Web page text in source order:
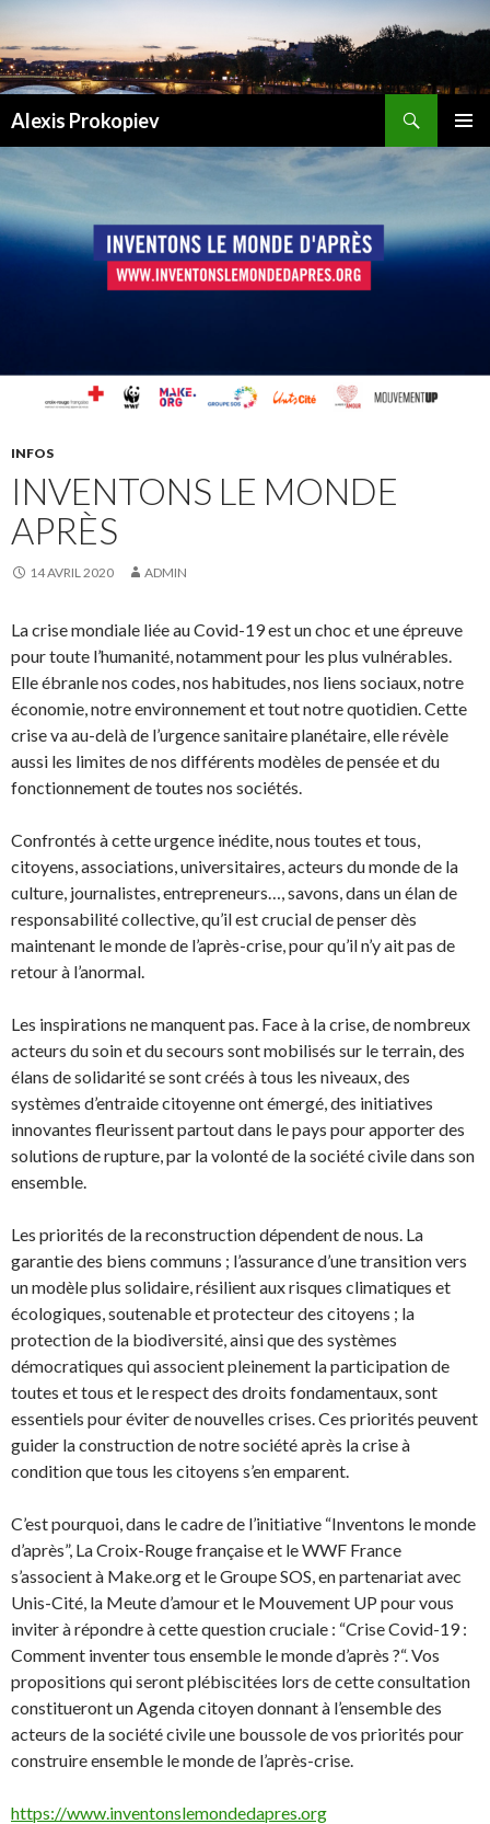
Alexis Prokopiev
INFOS
INVENTONS LE MONDE
APRÈS
14 AVRIL 2020 ADMIN
La crise mondiale liée au Covid-19 est un choc et une épreuve
pour toute l’humanité, notamment pour les plus vulnérables.
Elle ébranle nos codes, nos habitudes, nos liens sociaux, notre
économie, notre environnement et tout notre quotidien. Cette
crise va au-delà de l’urgence sanitaire planétaire, elle révèle
aussi les limites de nos différents modèles de pensée et du
fonctionnement de toutes nos sociétés.
Confrontés à cette urgence inédite, nous toutes et tous,
citoyens, associations, universitaires, acteurs du monde de la
culture, journalistes, entrepreneurs…, savons, dans un élan de
responsabilité collective, qu’il est crucial de penser dès
maintenant le monde de l’après-crise, pour qu’il n’y ait pas de
retour à l’anormal.
Les inspirations ne manquent pas. Face à la crise, de nombreux
acteurs du soin et du secours sont mobilisés sur le terrain, des
élans de solidarité se sont créés à tous les niveaux, des
systèmes d’entraide citoyenne ont émergé, des initiatives
innovantes fleurissent partout dans le pays pour apporter des
solutions de rupture, par la volonté de la société civile dans son
ensemble.
Les priorités de la reconstruction dépendent de nous. La
garantie des biens communs ; l’assurance d’une transition vers
un modèle plus solidaire, résilient aux risques climatiques et
écologiques, soutenable et protecteur des citoyens ; la
protection de la biodiversité, ainsi que des systèmes
démocratiques qui associent pleinement la participation de
toutes et tous et le respect des droits fondamentaux, sont
essentiels pour éviter de nouvelles crises. Ces priorités peuvent
guider la construction de notre société après la crise à
condition que tous les citoyens s’en emparent.
C’est pourquoi, dans le cadre de l’initiative “Inventons le monde
d’après”, La Croix-Rouge française et le WWF France
s’associent à Make.org et le Groupe SOS, en partenariat avec
Unis-Cité, la Meute d’amour et le Mouvement UP pour vous
inviter à répondre à cette question cruciale : “Crise Covid-19 :
Comment inventer tous ensemble le monde d’après ?“. Vos
propositions qui seront plébiscitées lors de cette consultation
constitueront un Agenda citoyen donnant à l’ensemble des
acteurs de la société civile une boussole de vos priorités pour
construire ensemble le monde de l’après-crise.
https://www.inventonslemondedapres.org